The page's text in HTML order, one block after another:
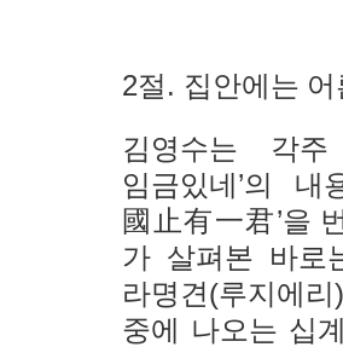
2절. 집안에는
김영수는 각
임금있네 ’의 내
國止有一君’을
가 살펴본 바로
라명견(루지에리
중에 나오는 십